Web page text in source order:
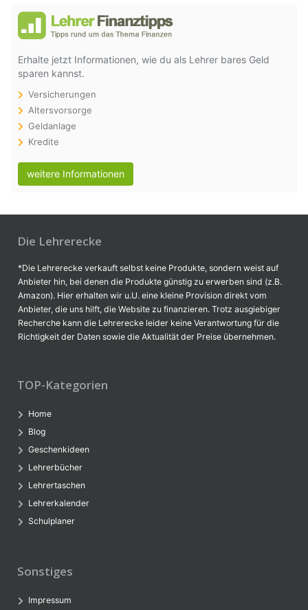
Erhalte jetzt Informationen, wie du als Lehrer bares Geld
sparen kannst.
Versicherungen
Altersvorsorge
Geldanlage
Kredite
weitere Informationen
Die Lehrerecke
*Die Lehrerecke verkauft selbst keine Produkte, sondern weist auf
Anbieter hin, bei denen die Produkte günstig zu erwerben sind (z.B.
Amazon). Hier erhalten wir u.U. eine kleine Provision direkt vom
Anbieter, die uns hilft, die Website zu finanzieren. Trotz ausgiebiger
Recherche kann die Lehrerecke leider keine Verantwortung für die
Richtigkeit der Daten sowie die Aktualität der Preise übernehmen.
TOP-Kategorien
Home
Blog
Geschenkideen
Lehrerbücher
Lehrertaschen
Lehrerkalender
Schulplaner
Sonstiges
Impressum